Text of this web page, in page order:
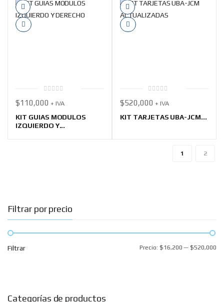
out
5
$110,000 + IVA
KIT GUIAS MODULOS
IZQUIERDO Y...
out
5
$520,000 + IVA
KIT TARJETAS UBA-JCM...
1 2
Filtrar por precio
Filtrar Precio: $16,200 — $520,000
Categorías de productos